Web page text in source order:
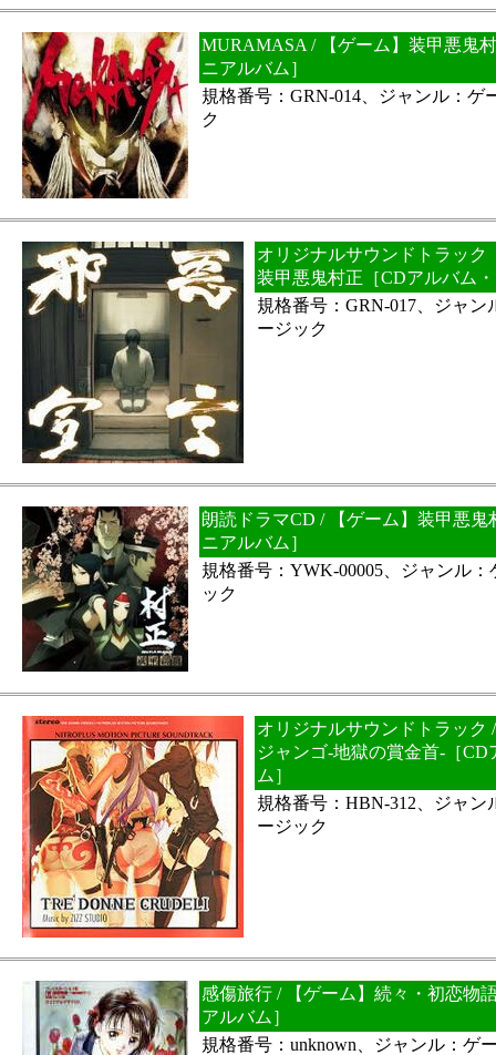
MURAMASA / 【ゲーム】装甲悪鬼
ニアルバム］
規格番号：GRN-014、ジャンル：ゲ
ク
オリジナルサウンドトラッ
装甲悪鬼村正［CDアルバム
規格番号：GRN-017、ジャン
ージック
朗読ドラマCD / 【ゲーム】装甲悪
ニアルバム］
規格番号：YWK-00005、ジャンル
ック
オリジナルサウンドトラック
ジャンゴ-地獄の賞金首-［
ム］
規格番号：HBN-312、ジャン
ージック
感傷旅行 / 【ゲーム】続々・初恋物
アルバム］
規格番号：unknown、ジャンル：ゲ